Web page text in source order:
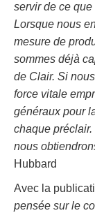
servir de ce
Lorsque nous
mesure de
sommes déjà
de Clair. Si
force vitale
généraux pour
chaque préclair.
nous
Hubbard
Avec la
pensée sur le